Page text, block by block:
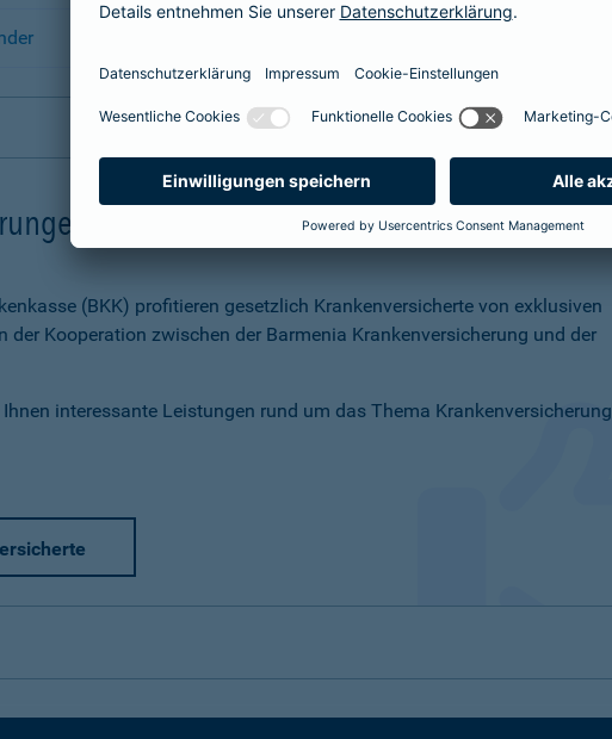
für BKK-Versicherte
(BKK) profitieren gesetzlich Krankenversicherte von exklusiven
der Kooperation zwischen der Barmenia Krankenversicherung und der
interessante Leistungen rund um das Thema Krankenversicherung